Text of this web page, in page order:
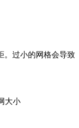
。过小的网格会导致
大小